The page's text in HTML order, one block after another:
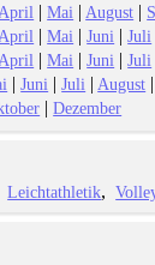
April |Mai | August |
April |Mai |Juni |Juli
April |Mai |Juni |Juli
|Juni |Juli | August |
|Dezember
Leichtathletik